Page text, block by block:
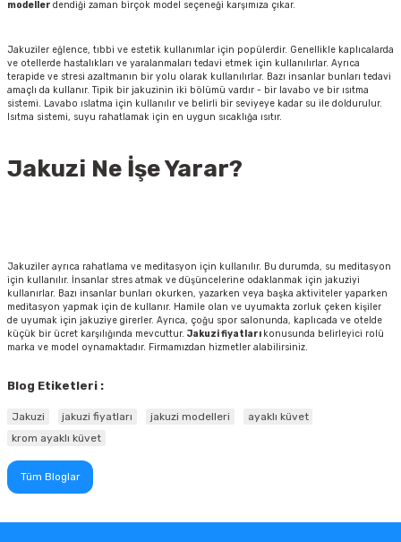
modeller dendiği zaman birçok model seçeneği karşımıza çıkar.
Jakuziler eğlence, tıbbi ve estetik kullanımlar için popülerdir. Genellikle kaplıcalarda
ve otellerde hastalıkları ve yaralanmaları tedavi etmek için kullanılırlar. Ayrıca
terapide ve stresi azaltmanın bir yolu olarak kullanılırlar. Bazı insanlar bunları tedavi
amaçlı da kullanır. Tipik bir jakuzinin iki bölümü vardır - bir lavabo ve bir ısıtma
sistemi. Lavabo ıslatma için kullanılır ve belirli bir seviyeye kadar su ile doldurulur.
Isıtma sistemi, suyu rahatlamak için en uygun sıcaklığa ısıtır.
Jakuzi Ne İşe Yarar?
Jakuziler ayrıca rahatlama ve meditasyon için kullanılır. Bu durumda, su meditasyon
için kullanılır. İnsanlar stres atmak ve düşüncelerine odaklanmak için jakuziyi
kullanırlar. Bazı insanlar bunları okurken, yazarken veya başka aktiviteler yaparken
meditasyon yapmak için de kullanır. Hamile olan ve uyumakta zorluk çeken kişiler
de uyumak için jakuziye girerler. Ayrıca, çoğu spor salonunda, kaplıcada ve otelde
küçük bir ücret karşılığında mevcuttur. Jakuzi fiyatları konusunda belirleyici rolü
marka ve model oynamaktadır. Firmamızdan hizmetler alabilirsiniz.
Blog Etiketleri :
Jakuzi jakuzi fiyatları jakuzi modelleri
ayaklı küvet
krom ayaklı küvet
Tüm Bloglar